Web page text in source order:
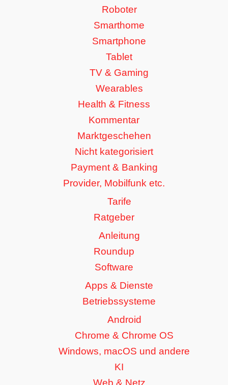
Roboter
Smarthome
Smartphone
Tablet
TV & Gaming
Wearables
Health & Fitness
Kommentar
Marktgeschehen
Nicht kategorisiert
Payment & Banking
Provider, Mobilfunk etc.
Tarife
Ratgeber
Anleitung
Roundup
Software
Apps & Dienste
Betriebssysteme
Android
Chrome & Chrome OS
Windows, macOS und andere
KI